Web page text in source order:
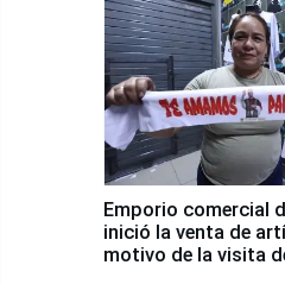
Emporio comercial
inició la venta de
motivo de la visita